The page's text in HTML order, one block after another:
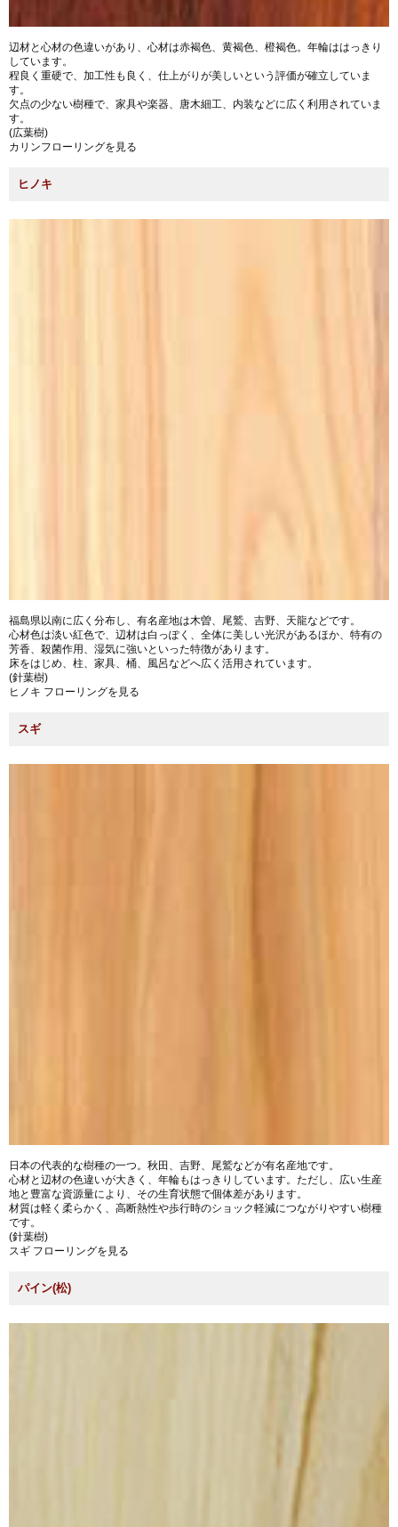
辺材と心材の色違いがあり、心材は赤褐色、黄褐色、橙褐色。年輪ははっきり
しています。
程良く重硬で、加工性も良く、仕上がりが美しいという評価が確立していま
す。
欠点の少ない樹種で、家具や楽器、唐木細工、内装などに広く利用されていま
す。
(広葉樹)
カリンフローリングを見る
ヒノキ
福島県以南に広く分布し、有名産地は木曽、尾鷲、吉野、天龍などです。
心材色は淡い紅色で、辺材は白っぽく、全体に美しい光沢があるほか、特有の
芳香、殺菌作用、湿気に強いといった特徴があります。
床をはじめ、柱、家具、桶、風呂などへ広く活用されています。
(針葉樹)
ヒノキ フローリングを見る
スギ
日本の代表的な樹種の一つ。秋田、吉野、尾鷲などが有名産地です。
心材と辺材の色違いが大きく、年輪もはっきりしています。ただし、広い生産
地と豊富な資源量により、その生育状態で個体差があります。
材質は軽く柔らかく、高断熱性や歩行時のショック軽減につながりやすい樹種
です。
(針葉樹)
スギ フローリングを見る
パイン(松)